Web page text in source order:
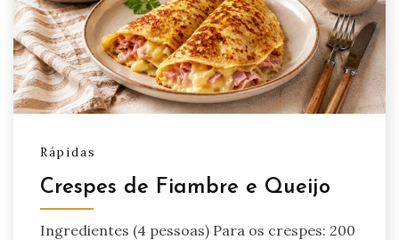
Rápidas
Crespes de Fiambre e Queijo
Ingredientes (4 pessoas) Para os crespes: 200